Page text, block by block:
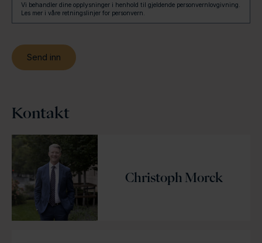
Vi behandler dine opplysninger i henhold til gjeldende personvernlovgivning.
Les mer i våre retningslinjer for personvern.
Kontakt
Christoph Morck